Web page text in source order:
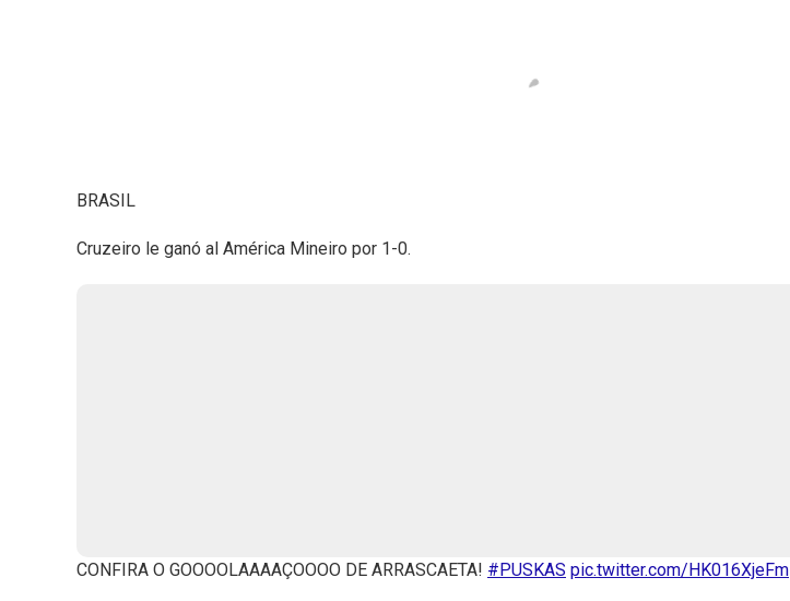
BRASIL
Cruzeiro le ganó al América Mineiro por 1-0.
CONFIRA O GOOOOLAAAAÇOOOO DE ARRASCAETA! #PUSKAS pic.twitter.com/HK016XjeFm